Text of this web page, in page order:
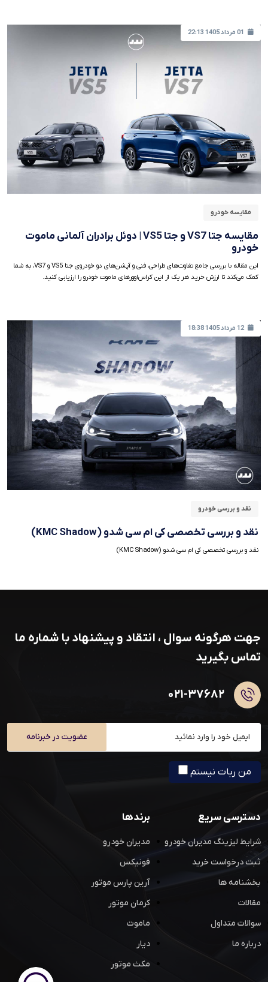
مقایسه خودرو
مقایسه جتا VS7 و جتا VS5 | دوئل برادران آلمانی ماموت
خودرو
این مقاله با بررسی جامع تفاوت‌های طراحی، فنی و آپشن‌های دو خودروی جتا VS5 و VS7، به شما
کمک می‌کند تا ارزش خرید هر یک از این کراس‌اوورهای ماموت خودرو را ارزیابی کنید.
نقد و بررسی خودرو
نقد و بررسی تخصصی کی ام سی شدو (KMC Shadow)
نقد و بررسی تخصصی کی ام سی شدو (KMC Shadow)
جهت هرگونه سوال ، انتقاد و پیشنهاد با شماره ما
تماس بگیرید
۰۲۱-۳۷۶۸۲
عضویت در خبرنامه
من ربات نیستم
دسترسی سریع
شرایط لیزینگ مدیران خودرو
ثبت درخواست خرید
بخشنامه ها
مقالات
سوالات متداول
درباره ما
برندها
مدیران خودرو
فونیکس
آرین پارس موتور
کرمان موتور
ماموت
دیار
مکث موتور